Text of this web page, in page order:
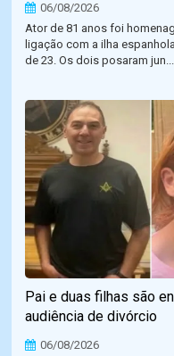
06/08/2026
Ator de 81 anos foi
ligação com a ilha
de 23. Os dois posaram jun...
Pai e duas filhas são
audiência de divórcio
06/08/2026